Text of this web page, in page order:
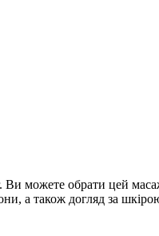
можете обрати цей
а також догляд за